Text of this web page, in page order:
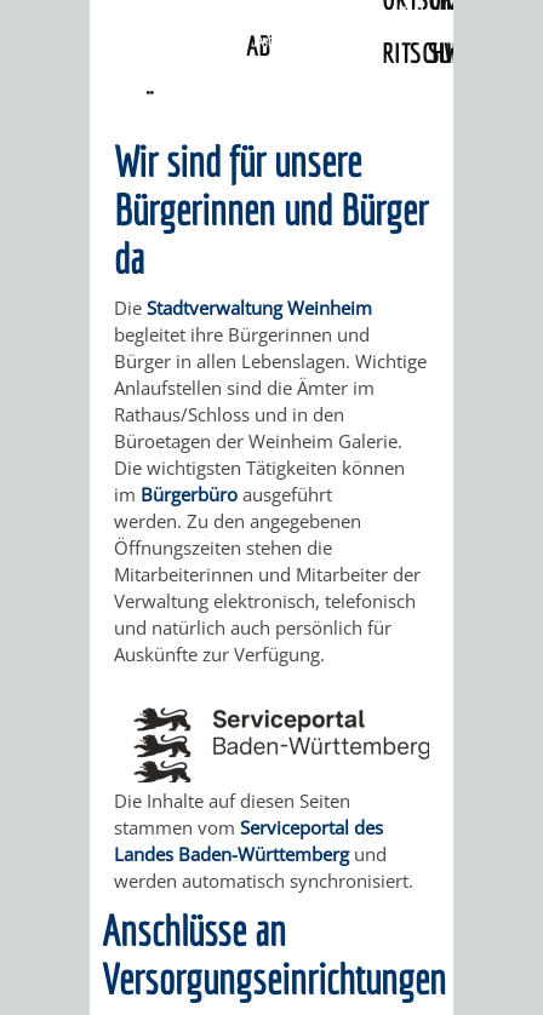
ABWASSERBESEITIGUNG
115
BERATUNG
UND
KINDER
UND
JUGENDLICHE
SENIOREN
BETREUUNG
UND
PFLEGE
FREIZEITANGEBOTE
BERATUNG
UND
HILFE
MENSCHEN
BEHINDERUNG
MENSCHEN
DEMENZ
MIGRANTEN
/
FLÜCHTLINGE
BAUHERREN
BAUHERRENBERATUNG
GRUNDSTÜCKSWERTERMITTLUNG
DENKMALSCHUTZ
AUFGABEN
STEUERVORTEILE
STÄDTISCHER
RITSCHWEIER
SULZBACH
UND
BEIRÄTE
FÜR
TECHNIK,
UMWELT
UND
STADTENTWICKLUNG
BERATUNGSERGEBNISSE
KINDER-
UND
TAGESORDNUNG
/
UMLEGUNGSAUSSCHUSS
BERATENDE
/
Bauen und
»Anschlüsse an
Wir sind für unsere
Bürgerinnen und Bürger
da
Die Stadtverwaltung Weinheim
begleitet ihre Bürgerinnen und
Bürger in allen Lebenslagen. Wichtige
Anlaufstellen sind die Ämter im
Rathaus/Schloss und in den
Büroetagen der Weinheim Galerie.
Die wichtigsten Tätigkeiten können
im Bürgerbüro ausgeführt
werden. Zu den angegebenen
Öffnungszeiten stehen die
Mitarbeiterinnen und Mitarbeiter der
Verwaltung elektronisch, telefonisch
und natürlich auch persönlich für
Auskünfte zur Verfügung.
Die Inhalte auf diesen Seiten
stammen vom Serviceportal des
Landes Baden-Württembergund
werden automatisch synchronisiert.
Anschlüsse an
Versorgungseinrichtungen